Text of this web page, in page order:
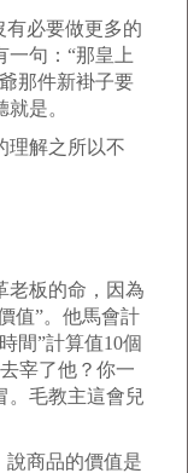
有必要做更多的
一句：“那皇上
那件新褂子要
是。
理解之所以不
老板的命，因為
值”。他馬會計
間”計算值10個
宰了他？你一
。毛教主這會兒
說商品的價值是